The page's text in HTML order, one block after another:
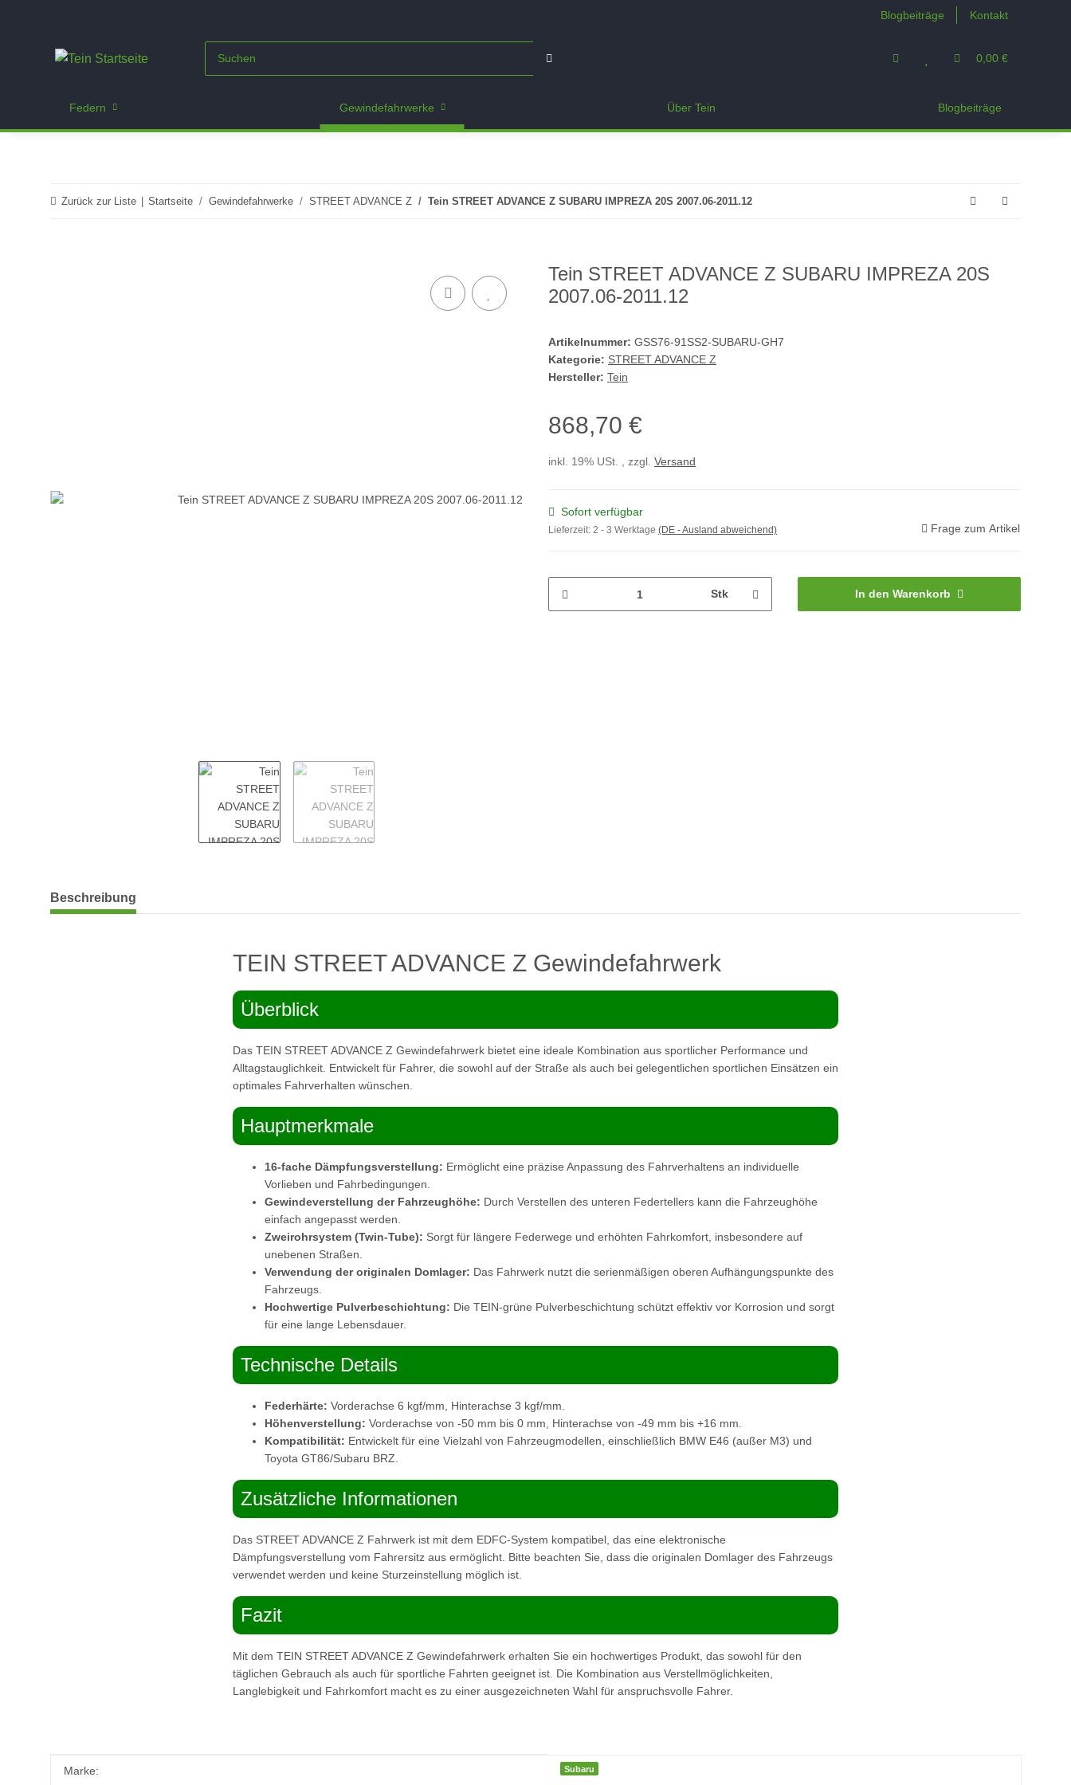
Blogbeiträge Kontakt
0,00 €
Federn Gewindefahrwerke Über Tein Blogbeiträge
Zurück zur Liste Startseite Gewindefahrwerke STREET ADVANCE Z Tein STREET ADVANCE Z SUBARU IMPREZA 20S 2007.06-2011.12
Tein STREET ADVANCE Z SUBARU IMPREZA 20S
2007.06-2011.12
Artikelnummer: GSS76-91SS2-SUBARU-GH7
Kategorie: STREET ADVANCE Z
Hersteller: Tein
868,70 €
inkl. 19% USt. , zzgl. Versand
Sofort verfügbar
Lieferzeit: 2 - 3 Werktage (DE - Ausland abweichend) Frage zum Artikel
Stk In den Warenkorb
Beschreibung
TEIN STREET ADVANCE Z Gewindefahrwerk
Überblick
Das TEIN STREET ADVANCE Z Gewindefahrwerk bietet eine ideale Kombination aus sportlicher Performance und
Alltagstauglichkeit. Entwickelt für Fahrer, die sowohl auf der Straße als auch bei gelegentlichen sportlichen Einsätzen ein
optimales Fahrverhalten wünschen.
Hauptmerkmale
16-fache Dämpfungsverstellung: Ermöglicht eine präzise Anpassung des Fahrverhaltens an individuelle
Vorlieben und Fahrbedingungen.
Gewindeverstellung der Fahrzeughöhe: Durch Verstellen des unteren Federtellers kann die Fahrzeughöhe
einfach angepasst werden.
Zweirohrsystem (Twin-Tube): Sorgt für längere Federwege und erhöhten Fahrkomfort, insbesondere auf
unebenen Straßen.
Verwendung der originalen Domlager: Das Fahrwerk nutzt die serienmäßigen oberen Aufhängungspunkte des
Fahrzeugs.
Hochwertige Pulverbeschichtung: Die TEIN-grüne Pulverbeschichtung schützt effektiv vor Korrosion und sorgt
für eine lange Lebensdauer.
Technische Details
Federhärte: Vorderachse 6 kgf/mm, Hinterachse 3 kgf/mm.
Höhenverstellung: Vorderachse von -50 mm bis 0 mm, Hinterachse von -49 mm bis +16 mm.
Kompatibilität: Entwickelt für eine Vielzahl von Fahrzeugmodellen, einschließlich BMW E46 (außer M3) und
Toyota GT86/Subaru BRZ.
Zusätzliche Informationen
Das STREET ADVANCE Z Fahrwerk ist mit dem EDFC-System kompatibel, das eine elektronische
Dämpfungsverstellung vom Fahrersitz aus ermöglicht. Bitte beachten Sie, dass die originalen Domlager des Fahrzeugs
verwendet werden und keine Sturzeinstellung möglich ist.
Fazit
Mit dem TEIN STREET ADVANCE Z Gewindefahrwerk erhalten Sie ein hochwertiges Produkt, das sowohl für den
täglichen Gebrauch als auch für sportliche Fahrten geeignet ist. Die Kombination aus Verstellmöglichkeiten,
Langlebigkeit und Fahrkomfort macht es zu einer ausgezeichneten Wahl für anspruchsvolle Fahrer.
Produkteigenschaft
Wert
Marke: Subaru